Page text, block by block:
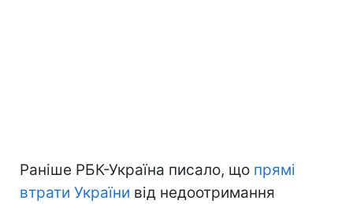
Раніше РБК-Україна писало, що прямі
втрати України від недоотримання